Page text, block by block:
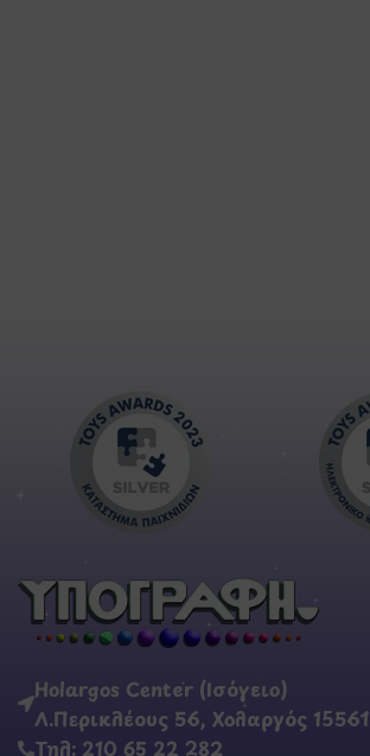
Holargos Center (Ισόγειο)
Λ.Περικλέους 56, Χολαργός 15561
Τηλ: 210 65 22 282